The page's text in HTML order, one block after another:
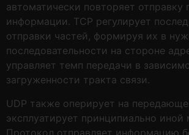
автоматически повторяет отправку
информации. TCP регулирует
отправки частей, формируя их в
последовательности на стороне
управляет темп передачи в
загруженности тракта связи.
UDP также оперирует на
эксплуатирует принципиально иной
Протокол отправляет информацию